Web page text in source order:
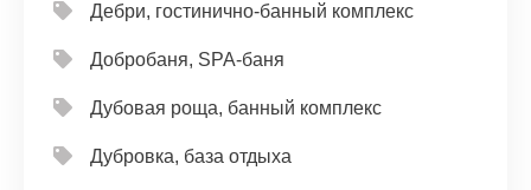
Дебри, гостинично-банный комплекс
Добробаня, SPA-баня
Дубовая роща, банный комплекс
Дубровка, база отдыха